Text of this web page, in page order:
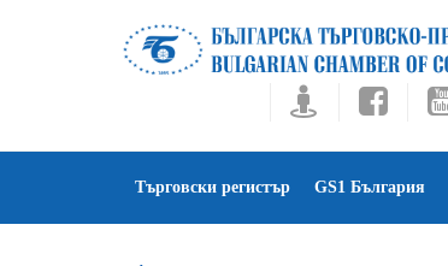
Търговски регистър GS1 България